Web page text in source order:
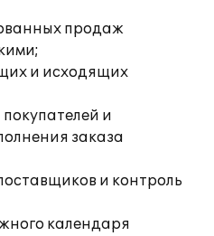
продаж
и исходящих
и
заказа
и контроль
календаря